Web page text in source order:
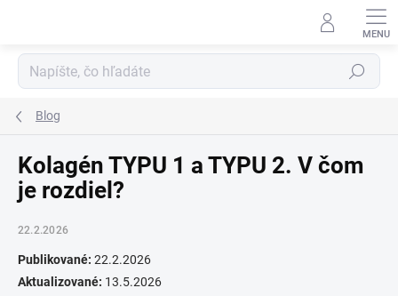
Hľadať
Blog
Kolagén TYPU 1 a TYPU 2. V čom
je rozdiel?
22.2.2026
Publikované: 22.2.2026
Aktualizované: 13.5.2026